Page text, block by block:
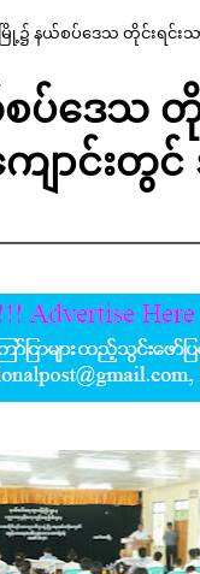
ြို့၌ နယ်စပ်ဒေသ တိုင်းရင်း
ပ်ဒေသ တို
ျောင်းတွ